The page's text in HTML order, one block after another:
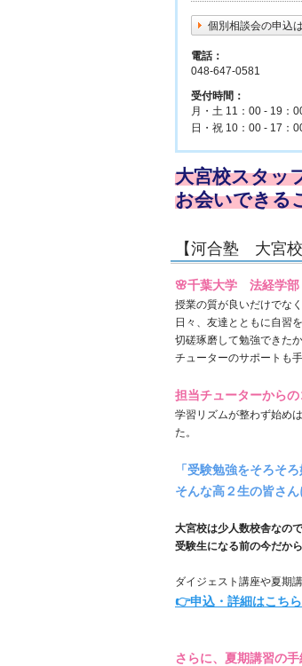
個別相談会の申込
電話：
048-647-0581
受付時間：
月・土 11：00 - 19：
日・祝 10：00 - 17：
大宮校スタッ
お会いできる
【河合塾 大宮
🌸千葉大学 法経学
授業の質が良いだけでな
日々、友達とともに自習
切磋琢磨して勉強できた
チューターのサポートも
担当チューターからの
学習リズムが整わず始め
た。
「受験勉強をそろそ
そんな高２生の皆さ
大宮校は少人数校舎なの
受験生になる前の今だか
ダイジェスト講座や夏期
👉申込・詳細はこちら
さらに、夏期講習の